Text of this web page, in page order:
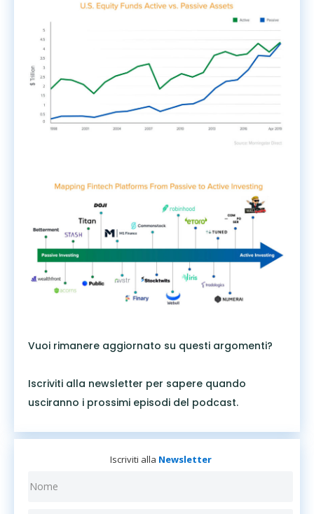
Vuoi rimanere aggiornato su questi argomenti?
Iscriviti alla newsletter per sapere quando
usciranno i prossimi episodi del podcast.
Iscriviti alla Newsletter